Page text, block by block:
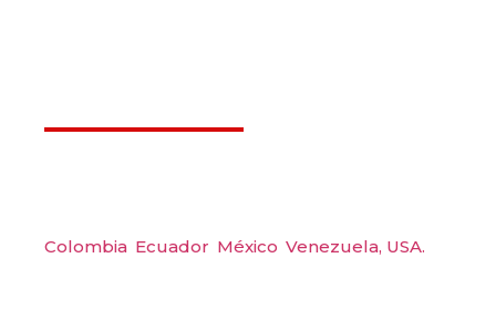
Colombia Ecuador México Venezuela, USA.